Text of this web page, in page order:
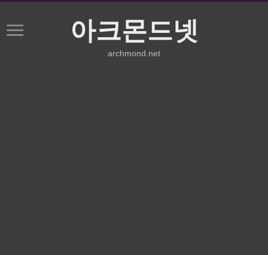
아크몬드넷
archmond.net